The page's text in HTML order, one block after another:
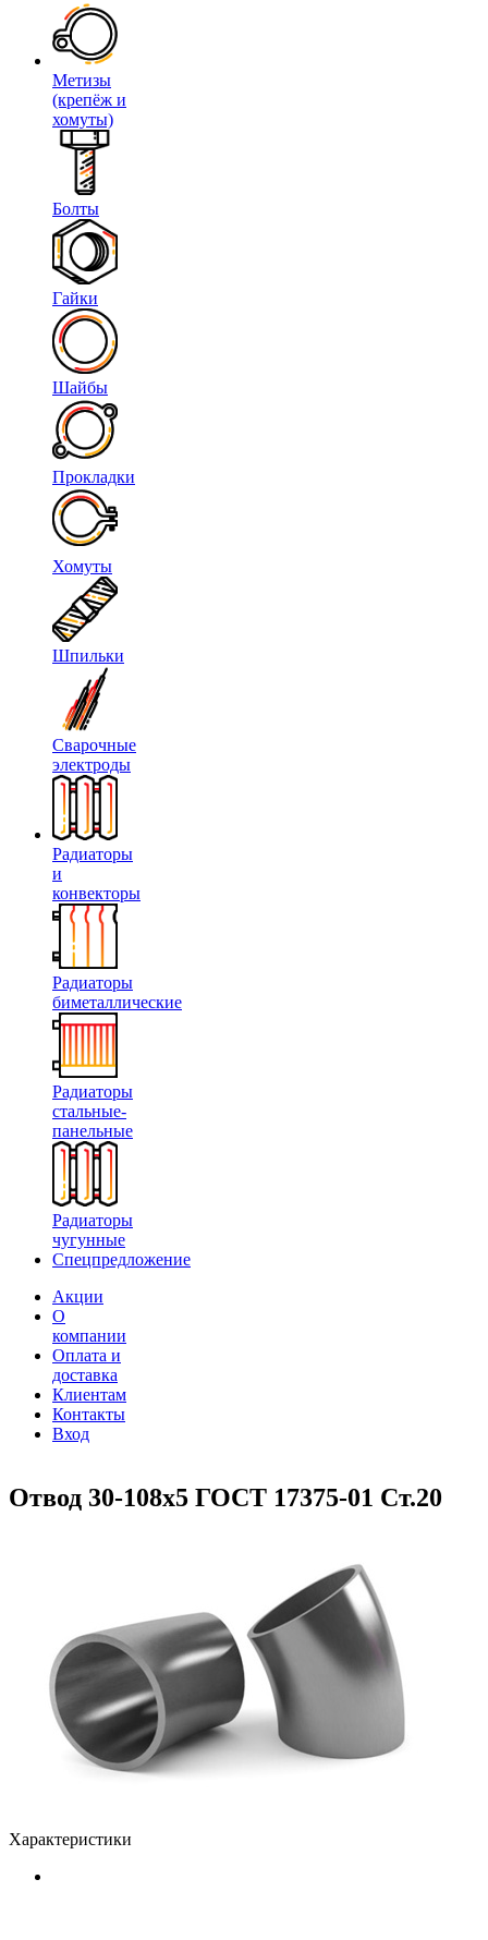
Метизы
(крепёж и
хомуты)
Болты
Гайки
Шайбы
Прокладки
Хомуты
Шпильки
Сварочные
электроды
Радиаторы
и
конвекторы
Радиаторы
биметаллические
Радиаторы
стальные-
панельные
Радиаторы
чугунные
Спецпредложение
Акции
О
компании
Оплата и
доставка
Клиентам
Контакты
Вход
Отвод 30-108x5 ГОСТ 17375-01 Ст.20
Характеристики